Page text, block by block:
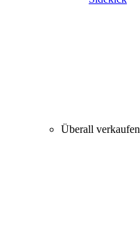
Überall verkaufen